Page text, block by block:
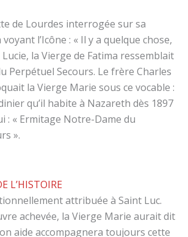
de Lourdes interrogée sur sa
voyant l’Icône : « Il y a quelque chose,
Lucie, la Vierge de Fatima ressemblait
Perpétuel Secours. Le frère Charles
la Vierge Marie sous ce vocable :
qu’il habite à Nazareth dès 1897
: « Ermitage Notre-Dame du
».
L’HISTOIRE
attribuée à Saint Luc.
achevée, la Vierge Marie aurait dit
aide accompagnera toujours cette